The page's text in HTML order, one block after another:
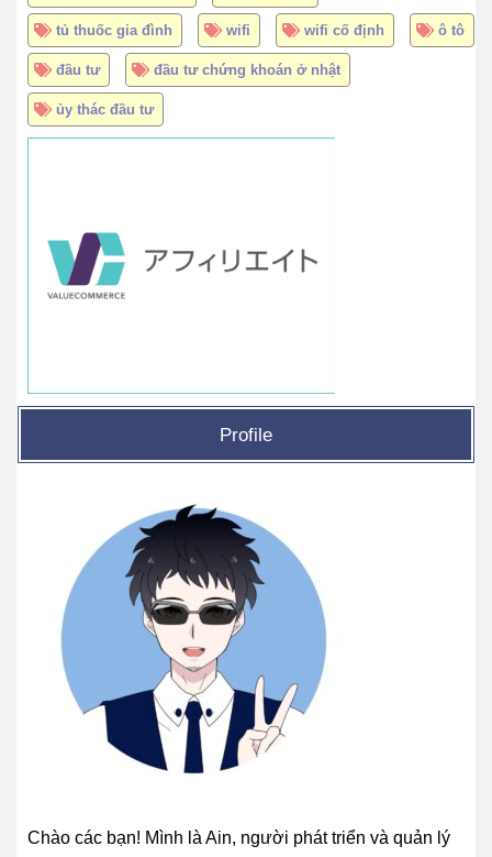
tủ thuốc gia đình wifi wifi cố định ô tô
đầu tư đầu tư chứng khoán ở nhật
ủy thác đầu tư
Profile
Chào các bạn! Mình là Ain, người phát triển và quản lý